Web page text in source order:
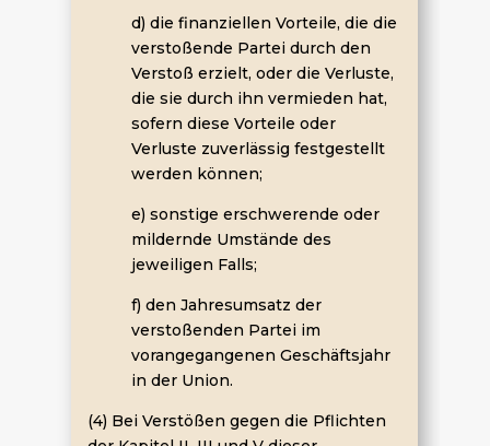
d) die finanziellen Vorteile, die die
verstoßende Partei durch den
Verstoß erzielt, oder die Verluste,
die sie durch ihn vermieden hat,
sofern diese Vorteile oder
Verluste zuverlässig festgestellt
werden können;
e) sonstige erschwerende oder
mildernde Umstände des
jeweiligen Falls;
f) den Jahresumsatz der
verstoßenden Partei im
vorangegangenen Geschäftsjahr
in der Union.
(4) Bei Verstößen gegen die Pflichten